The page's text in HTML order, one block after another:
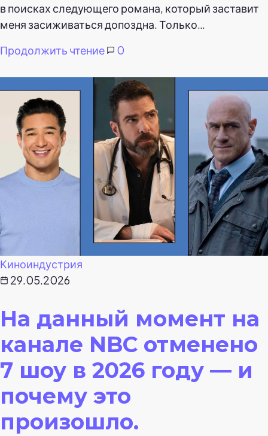
в поисках следующего романа, который заставит
меня засиживаться допоздна. Только…
Продолжить чтение
0
Киноиндустрия
29.05.2026
На данный момент на
канале NBC отменено
7 шоу в 2026 году — и
почему это
произошло.